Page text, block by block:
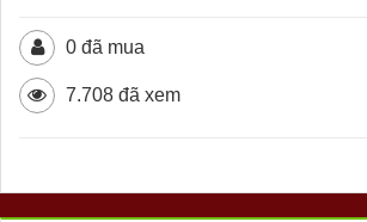
0 đã mua
7.708 đã xem